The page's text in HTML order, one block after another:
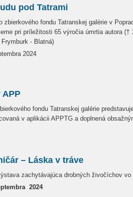
pod Tatrami
zbierkového fondu Tatranskej galérie v
pri príležitosti 65 výročia úmrtia autora (†
- Blatná)
2024
fondu Tatranskej galérie
v aplikácii APPTG a doplnená
– Láska v tráve
zachytávajúca drobných živočíchov
2024